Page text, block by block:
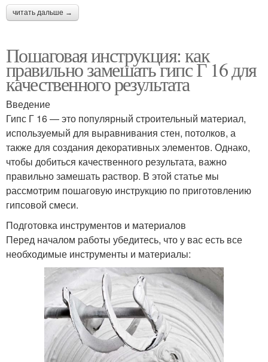
читать дальше →
Пошаговая инструкция: как
правильно замешать гипс Г 16 для
качественного результата
Введение
Гипс Г 16 — это популярный строительный материал,
используемый для выравнивания стен, потолков, а
также для создания декоративных элементов. Однако,
чтобы добиться качественного результата, важно
правильно замешать раствор. В этой статье мы
рассмотрим пошаговую инструкцию по приготовлению
гипсовой смеси.
Подготовка инструментов и материалов
Перед началом работы убедитесь, что у вас есть все
необходимые инструменты и материалы: